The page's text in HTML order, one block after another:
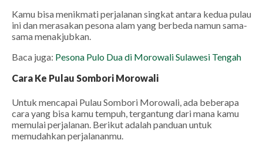
Kamu bisa menikmati perjalanan singkat antara kedua pulau
ini dan merasakan pesona alam yang berbeda namun sama-
sama menakjubkan.
Baca juga: Pesona Pulo Dua di Morowali Sulawesi Tengah
Cara Ke Pulau Sombori Morowali
Untuk mencapai Pulau Sombori Morowali, ada beberapa
cara yang bisa kamu tempuh, tergantung dari mana kamu
memulai perjalanan. Berikut adalah panduan untuk
memudahkan perjalananmu.